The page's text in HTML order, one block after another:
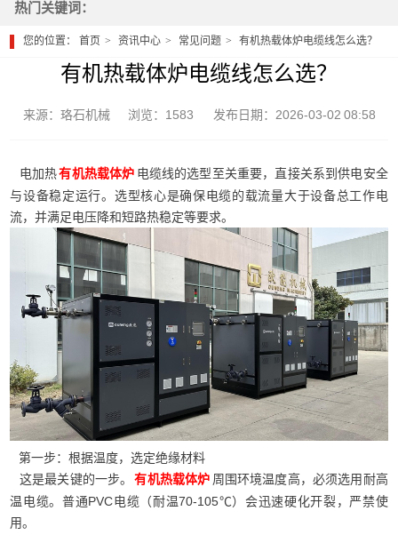
热门关键词：
您的位置：首页 资讯中心 常见问题 有机热载体炉电缆线怎么选？
有机热载体炉电缆线怎么选？
来源：珞石机械 浏览：1583 发布日期：2026-03-02 08:58
电加热有机热载体炉 电缆线的选型至关重要，直接关系到供电安全
与设备稳定运行。选型核心是确保电缆的载流量大于设备总工作电
流，并满足电压降和短路热稳定等要求。
第一步：根据温度，选定绝缘材料
这是最关键的一步。
有机热载体炉 周围环境温度高，必须选用耐高
温电缆。普通PVC电缆（耐温70-105℃）会迅速硬化开裂，严禁使
用。